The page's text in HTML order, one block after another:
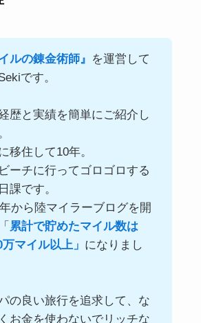
ルの錬金術師』 を運営して
です。
歴と実績を簡単にご紹介し
移住して10年。
ーチに行ってゴロゴロする
課です。
から陸マイラーブログを開
累計で貯めたマイル数は
マイル以上」 になりまし
の良い旅行を追求して、な
お金を使わないでリッチな